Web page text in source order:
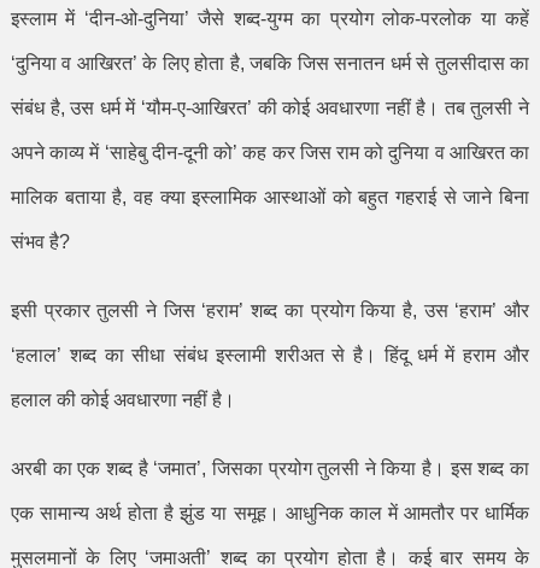
इस्लाम में ‘दीन-ओ-दुनिया’जैसे शब्द-युग्म का प्रयोग लोक-परलोक या कहें
‘दुनिया व आखिरत’के लिए होता है,जबकि जिस सनातन धर्म से तुलसीदास का
संबंध है,उस धर्म में ‘यौम-ए-आखिरत’की कोई अवधारणा नहीं है। तब तुलसी ने
अपने काव्य में ‘साहेबु दीन-दूनी को’कह कर जिस राम को दुनिया व आखिरत का
मालिक बताया है,वह क्या इस्लामिक आस्थाओं को बहुत गहराई से जाने बिना
संभव है?
इसी प्रकार तुलसी ने जिस ‘हराम’शब्द का प्रयोग किया है,उस ‘हराम’और
‘हलाल’शब्द का सीधा संबंध इस्लामी शरीअत से है। हिंदू धर्म में हराम और
हलाल की कोई अवधारणा नहीं है।
अरबी का एक शब्द है ‘जमात’,जिसका प्रयोग तुलसी ने किया है। इस शब्द का
एक सामान्य अर्थ होता है झुंड या समूह। आधुनिक काल में आमतौर पर धार्मिक
मुसलमानों के लिए ‘जमाअती’शब्द का प्रयोग होता है। कई बार समय के